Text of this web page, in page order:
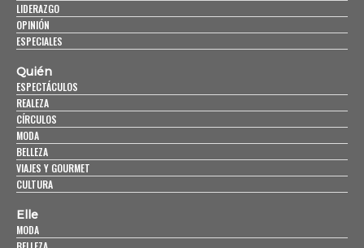
LIDERAZGO
OPINIÓN
ESPECIALES
Quién
ESPECTÁCULOS
REALEZA
CÍRCULOS
MODA
BELLEZA
VIAJES Y GOURMET
CULTURA
Elle
MODA